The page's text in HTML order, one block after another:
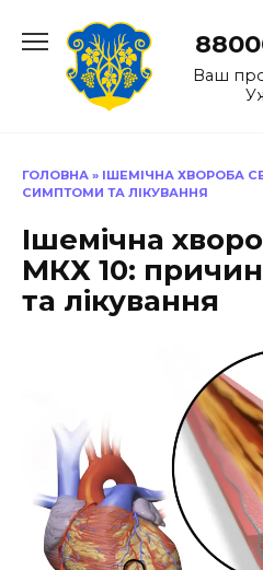
до
Ваш
ГОЛОВНА » ІШЕМІЧНА ХВОРОБА
СИМПТОМИ ТА ЛІКУВАННЯ
Ішемічна
МКХ 10:
та лікування